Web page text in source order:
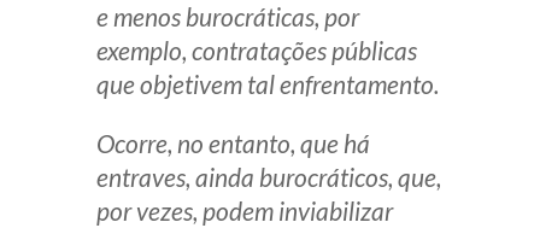
e menos burocráticas, por
exemplo, contratações públicas
que objetivem tal enfrentamento.
Ocorre, no entanto, que há
entraves, ainda burocráticos, que,
por vezes, podem inviabilizar